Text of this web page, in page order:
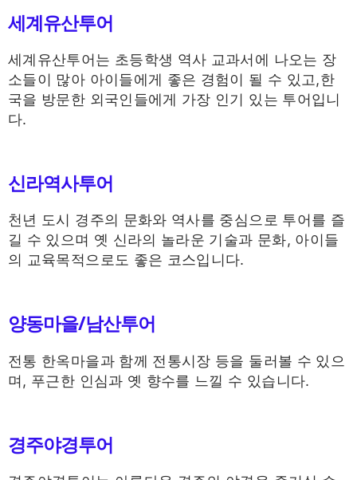
세계유산투어
세계유산투어는 초등학생 역사 교과서에 나오는 장
소들이 많아 아이들에게 좋은 경험이 될 수 있고,한
국을 방문한 외국인들에게 가장 인기 있는 투어입니
다.
신라역사투어
천년 도시 경주의 문화와 역사를 중심으로 투어를 즐
길 수 있으며 옛 신라의 놀라운 기술과 문화, 아이들
의 교육목적으로도 좋은 코스입니다.
양동마을/남산투어
전통 한옥마을과 함께 전통시장 등을 둘러볼 수 있으
며, 푸근한 인심과 옛 향수를 느낄 수 있습니다.
경주야경투어